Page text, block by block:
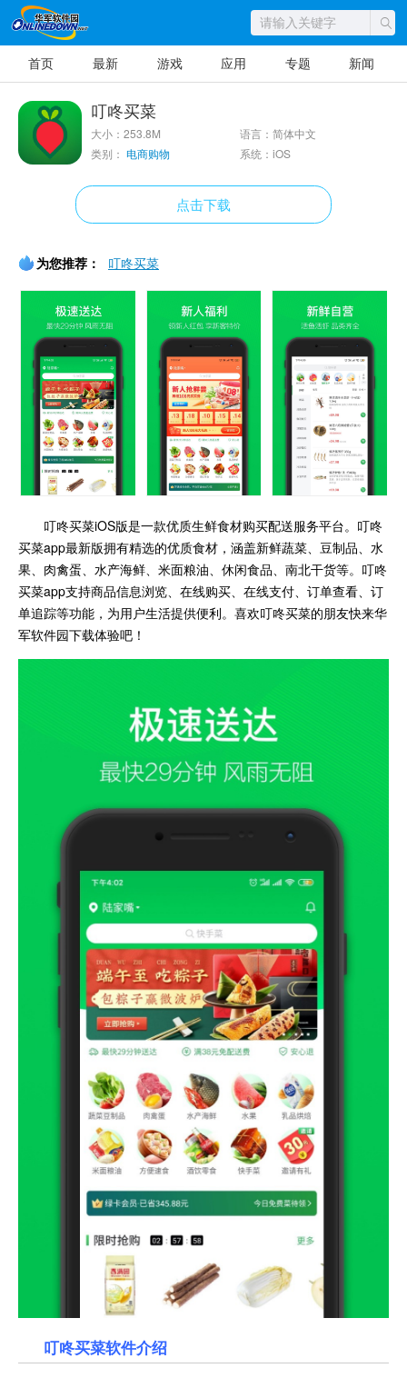
首页 最新 游戏 应用 专题 新闻
叮咚买菜
大小：253.8M
语言：简体中文
类别： 电商购物 系统：iOS
点击下载
为您推荐： 叮咚买菜
叮咚买菜iOS版是一款优质生鲜食材购买配送服务平台。叮咚
买菜app最新版拥有精选的优质食材，涵盖新鲜蔬菜、豆制品、水
果、肉禽蛋、水产海鲜、米面粮油、休闲食品、南北干货等。叮咚
买菜app支持商品信息浏览、在线购买、在线支付、订单查看、订
单追踪等功能，为用户生活提供便利。喜欢叮咚买菜的朋友快来华
军软件园下载体验吧！
叮咚买菜软件介绍